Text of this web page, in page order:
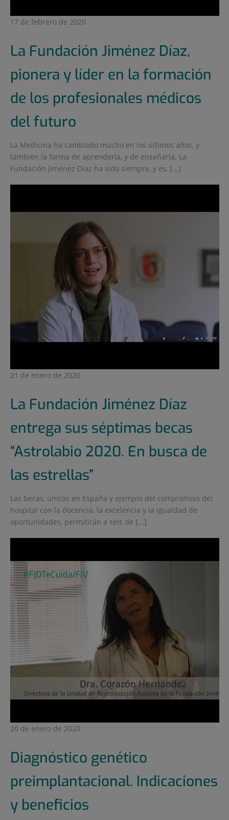
17 de febrero de 2020
La Fundación Jiménez Díaz,
pionera y líder en la formación
de los profesionales médicos
del futuro
La Medicina ha cambiado mucho en los últimos años, y
también la forma de aprenderla, y de enseñarla. La
Fundación Jiménez Díaz ha sido siempre, y es, [...]
21 de enero de 2020
La Fundación Jiménez Díaz
entrega sus séptimas becas
“Astrolabio 2020. En busca de
las estrellas”
Las becas, únicas en España y ejemplo del compromiso del
hospital con la docencia, la excelencia y la igualdad de
oportunidades, permitirán a seis de [...]
20 de enero de 2020
Diagnóstico genético
preimplantacional. Indicaciones
y beneficios